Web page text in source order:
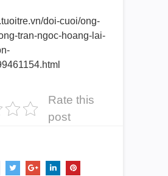
doi-cuoi/ong-
tran-ngoc-hoang-lai-
Rate this
post